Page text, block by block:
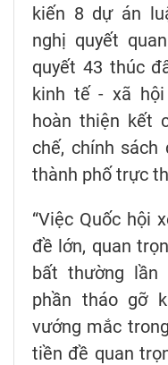
kiến 8 dự án
nghị quyết
quyết 43 thúc
kinh tế - xã
hoàn thiện kết
chế, chính
thành phố trực
“Việc Quốc hội
đề lớn, quan
bất thường
phần tháo gỡ
vướng mắc
tiền đề quan